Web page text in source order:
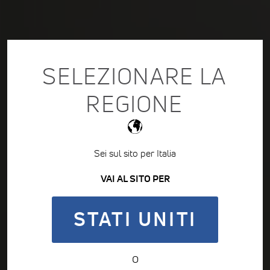
SELEZIONARE LA
REGIONE
Sei sul sito per Italia
VAI AL SITO PER
STATI UNITI
o